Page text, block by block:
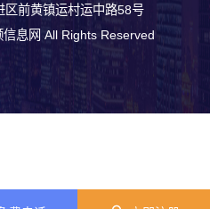
区前黄镇运村运中路58号
息网 All Rights Reserved